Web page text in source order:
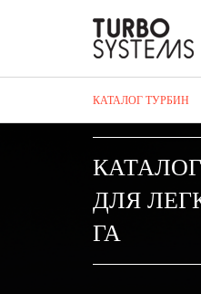
КАТАЛОГ ТУРБИН
Главная
ДЛЯ
ГА